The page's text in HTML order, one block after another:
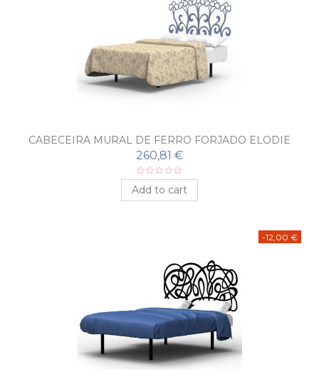
CABECEIRA MURAL DE FERRO FORJADO ELODIE
260,81 €
Add to cart
-12,00 €